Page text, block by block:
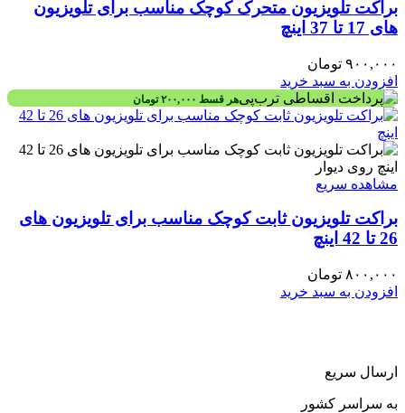
براکت تلویزیون متحرک کوچک مناسب برای تلویزیون
های 17 تا 37 اینچ
۹۰۰,۰۰۰ تومان
افزودن به سبد خرید
هر قسط ۲۰۰,۰۰۰ تومان
مشاهده سریع
براکت تلویزیون ثابت کوچک مناسب برای تلویزیون های
26 تا 42 اینچ
۸۰۰,۰۰۰ تومان
افزودن به سبد خرید
ارسال سریع
به سراسر کشور